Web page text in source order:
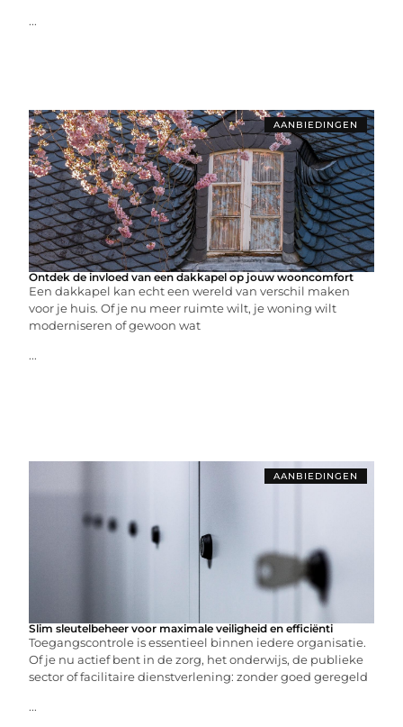
...
AANBIEDINGEN
Ontdek de invloed van een dakkapel op jouw wooncomfort
Een dakkapel kan echt een wereld van verschil maken
voor je huis. Of je nu meer ruimte wilt, je woning wilt
moderniseren of gewoon wat
...
AANBIEDINGEN
Slim sleutelbeheer voor maximale veiligheid en efficiënti
Toegangscontrole is essentieel binnen iedere organisatie.
Of je nu actief bent in de zorg, het onderwijs, de publieke
sector of facilitaire dienstverlening: zonder goed geregeld
...